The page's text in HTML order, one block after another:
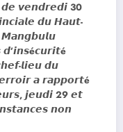
𝙙𝙚 𝙫𝙚𝙣𝙙𝙧𝙚𝙙𝙞 30
𝙙𝙪 𝙃𝙖𝙪𝙩-
𝙈𝙖𝙣𝙜𝙗𝙪𝙡𝙪
𝙡𝙞𝙚𝙪 𝙙𝙪
𝙖 𝙧𝙖𝙥𝙥𝙤𝙧𝙩é
𝙟𝙚𝙪𝙙𝙞 29 𝙚𝙩
𝙣𝙤𝙣